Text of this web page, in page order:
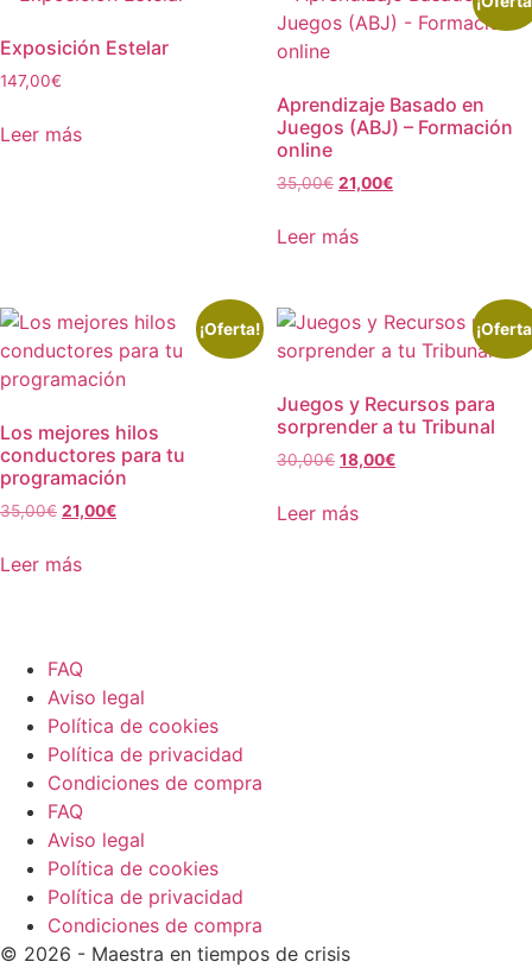
Exposición Estelar
147,00€
Leer más
Aprendizaje Basado en
Juegos (ABJ) – Formación
online
35,00€ El
original
21,00€El
Leer más
¡Oferta!
Los mejores hilos
conductores para tu
programación
35,00€ El
original
21,00€El
Leer más
Juegos y Recursos para
sorprender a tu Tribunal
30,00€ El
original
18,00€El
Leer más
FAQ
Aviso legal
Política de cookies
Política de privacidad
Condiciones de compra
FAQ
Aviso legal
Política de cookies
Política de privacidad
Condiciones de compra
© 2026 - Maestra en tiempos de crisis